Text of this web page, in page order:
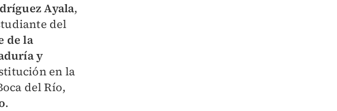
Ayala,
del
de la
y
en la
del Río,
.